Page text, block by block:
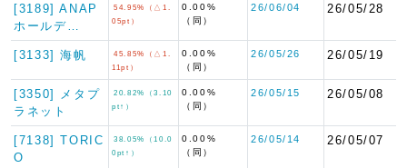
[3189] ANAP
ホールデ…
54.95%（△1.
05pt）
0.00%
（同）
26/06/04 26/05/28
[3133] 海帆
45.85%（△1.
11pt）
0.00%
（同）
26/05/26 26/05/19
[3350] メタプ
ラネット
20.82%（3.10
pt↑）
0.00%
（同）
26/05/15 26/05/08
[7138] TORIC
O
38.05%（10.0
0pt↑）
0.00%
（同）
26/05/14 26/05/07